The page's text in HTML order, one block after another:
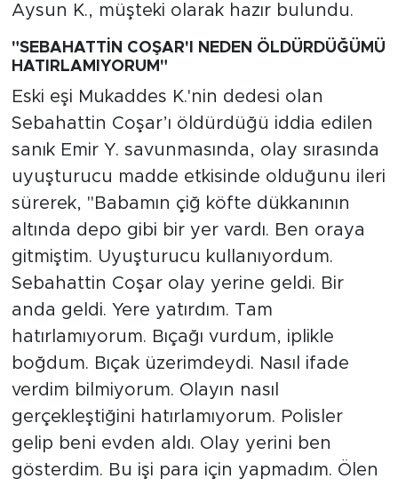
Aysun K., müşteki olarak hazır bulundu.
"SEBAHATTİN COŞAR'I NEDEN ÖLDÜRDÜĞÜMÜ
HATIRLAMIYORUM"
Eski eşi Mukaddes K.'nin dedesi olan
Sebahattin Coşar’ı öldürdüğü iddia edilen
sanık Emir Y. savunmasında, olay sırasında
uyuşturucu madde etkisinde olduğunu ileri
sürerek, "Babamın çiğ köfte dükkanının
altında depo gibi bir yer vardı. Ben oraya
gitmiştim. Uyuşturucu kullanıyordum.
Sebahattin Coşar olay yerine geldi. Bir
anda geldi. Yere yatırdım. Tam
hatırlamıyorum. Bıçağı vurdum, iplikle
boğdum. Bıçak üzerimdeydi. Nasıl ifade
verdim bilmiyorum. Olayın nasıl
gerçekleştiğini hatırlamıyorum. Polisler
gelip beni evden aldı. Olay yerini ben
gösterdim. Bu işi para için yapmadım. Ölen